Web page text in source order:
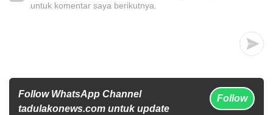
untuk komentar saya berikutnya.
Follow WhatsApp Channel
tadulakonews.com untuk update
Follow